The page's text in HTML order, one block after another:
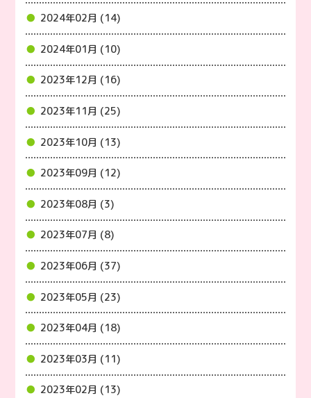
2024年02月 (14)
2024年01月 (10)
2023年12月 (16)
2023年11月 (25)
2023年10月 (13)
2023年09月 (12)
2023年08月 (3)
2023年07月 (8)
2023年06月 (37)
2023年05月 (23)
2023年04月 (18)
2023年03月 (11)
2023年02月 (13)